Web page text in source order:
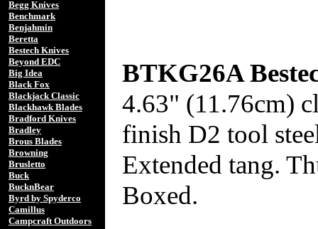
Begg Knives
Benchmark
Benjahmin
Beretta
Bestech Knives
Beyond EDC
Big Idea
Black Fox
Blackjack Classic
Blackhawk Blades
Bradford Knives
Bradley
Brous Blades
Browning
Brusletto
Buck
BucknBear
Byrd by Spyderco
Camillus
Campcraft Outdoors
BTKG26A
4.63" (11.76cm)
finish D2 tool
Extended tang.
Boxed.